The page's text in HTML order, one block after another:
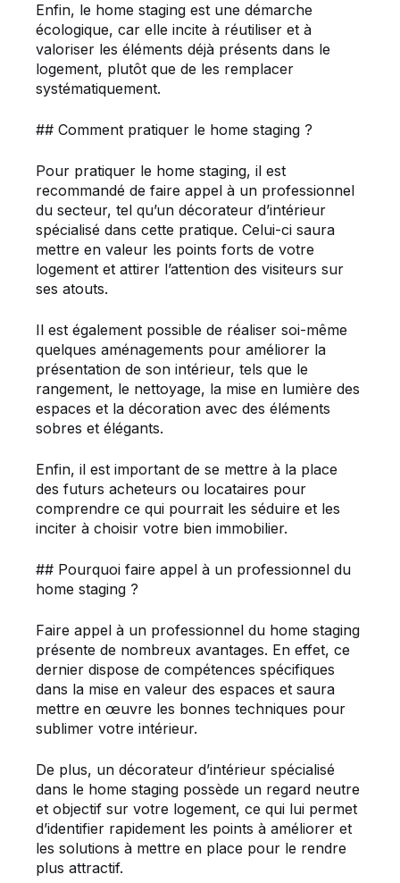
Enfin, le home staging est une démarche
écologique, car elle incite à réutiliser et à
valoriser les éléments déjà présents dans le
logement, plutôt que de les remplacer
systématiquement.
## Comment pratiquer le home staging ?
Pour pratiquer le home staging, il est
recommandé de faire appel à un professionnel
du secteur, tel qu’un décorateur d’intérieur
spécialisé dans cette pratique. Celui-ci saura
mettre en valeur les points forts de votre
logement et attirer l’attention des visiteurs sur
ses atouts.
Il est également possible de réaliser soi-même
quelques aménagements pour améliorer la
présentation de son intérieur, tels que le
rangement, le nettoyage, la mise en lumière des
espaces et la décoration avec des éléments
sobres et élégants.
Enfin, il est important de se mettre à la place
des futurs acheteurs ou locataires pour
comprendre ce qui pourrait les séduire et les
inciter à choisir votre bien immobilier.
## Pourquoi faire appel à un professionnel du
home staging ?
Faire appel à un professionnel du home staging
présente de nombreux avantages. En effet, ce
dernier dispose de compétences spécifiques
dans la mise en valeur des espaces et saura
mettre en œuvre les bonnes techniques pour
sublimer votre intérieur.
De plus, un décorateur d’intérieur spécialisé
dans le home staging possède un regard neutre
et objectif sur votre logement, ce qui lui permet
d’identifier rapidement les points à améliorer et
les solutions à mettre en place pour le rendre
plus attractif.